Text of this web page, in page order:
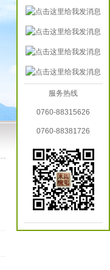
服务热线
0760-88315626
0760-88381726